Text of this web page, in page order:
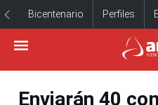
Bicentenario Perfiles
Enviarán 40